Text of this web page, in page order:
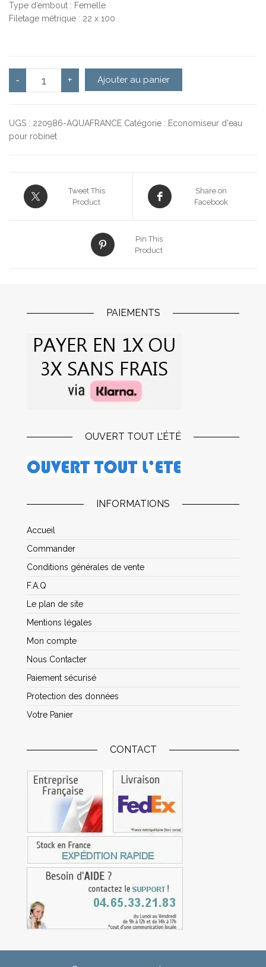
Type d’embout : Femelle
Filetage métrique : 22 x 100
- quantité de Économiseur 6 l/min Honeycomb PCA X10
+ Ajouter au panier
UGS : 220986-AQUAFRANCE Catégorie : Economiseur d'eau
pour robinet
Tweet This
Product
Share on
Facebook
Pin This
Product
PAIEMENTS
OUVERT TOUT L’ÉTÉ
INFORMATIONS
Accueil
Commander
Conditions générales de vente
F.A.Q
Le plan de site
Mentions légales
Mon compte
Nous Contacter
Paiement sécurisé
Protection des données
Votre Panier
CONTACT